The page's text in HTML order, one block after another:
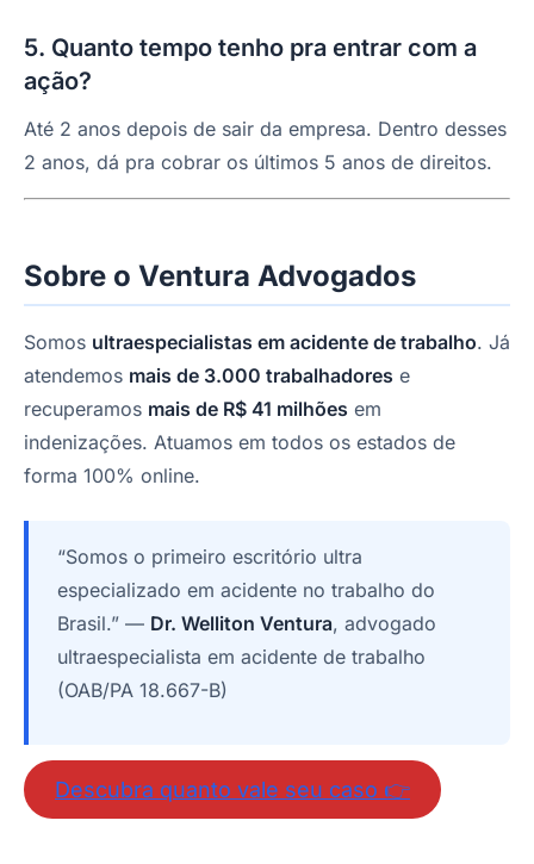
5. Quanto tempo tenho pra entrar com a
ação?
Até 2 anos depois de sair da empresa. Dentro desses
2 anos, dá pra cobrar os últimos 5 anos de direitos.
Sobre o Ventura Advogados
Somos ultraespecialistas em acidente de trabalho. Já
atendemos mais de 3.000 trabalhadores e
recuperamos mais de R$ 41 milhões em
indenizações. Atuamos em todos os estados de
forma 100% online.
“Somos o primeiro escritório ultra
especializado em acidente no trabalho do
Brasil.” — Dr. Welliton Ventura, advogado
ultraespecialista em acidente de trabalho
(OAB/PA 18.667-B)
Descubra quanto vale seu caso 👉